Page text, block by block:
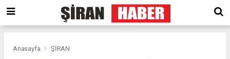
Anasayfa ŞİRAN